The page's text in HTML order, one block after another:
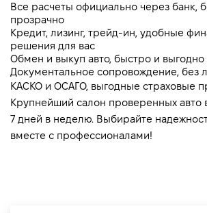
Все расчеты официально через банк,
прозрачно
Кредит, лизинг, трейд-ин, удобные
решения для вас
Обмен и выкуп авто, быстро и выгодно
Документальное сопровождение, без
КАСКО и ОСАГО, выгодные страховые
Крупнейший салон проверенных авто
7 дней в неделю. Выбирайте
вместе с профессионалами!